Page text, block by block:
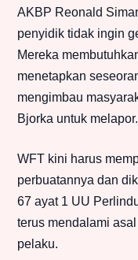
AKBP Reonald
penyidik tidak ingin
Mereka
menetapkan
mengimbau
Bjorka untuk melapor.
WFT kini harus
perbuatannya dan
67 ayat 1 UU
terus mendalami
pelaku.